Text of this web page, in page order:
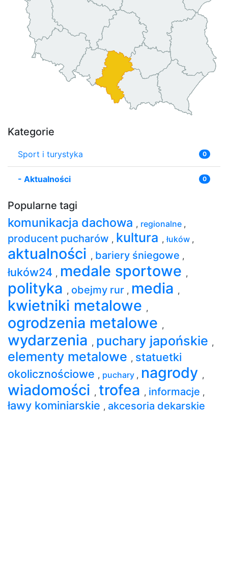
Kategorie
Sport i turystyka 0
- Aktualności 0
Popularne tagi
komunikacja dachowa , regionalne ,
producent pucharów , kultura , łuków ,
aktualności , bariery śniegowe ,
łuków24 , medale sportowe ,
polityka , obejmy rur , media ,
kwietniki metalowe ,
ogrodzenia metalowe ,
wydarzenia , puchary japońskie ,
elementy metalowe , statuetki
okolicznościowe , puchary , nagrody ,
wiadomości , trofea , informacje ,
ławy kominiarskie , akcesoria dekarskie